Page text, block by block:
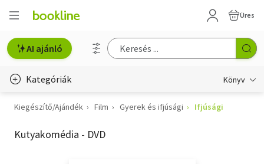
Üres
AI ajánló
Kategóriák Könyv
Életmód, egészség
Erotika
Kiegészítő/Ajándék Film Gyerek és ifjúsági Ifjúsági
Kutyakomédia - DVD